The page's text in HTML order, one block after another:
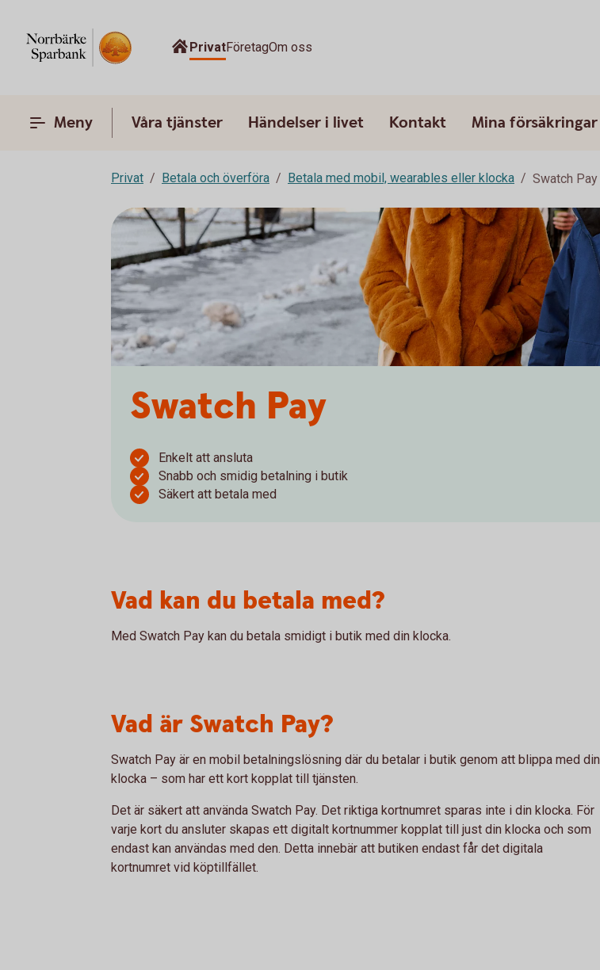
PrivatFöretagOm oss
Meny Våra tjänster Händelser i livet Kontakt Mina försäkringar
Privat Betala och överföra Betala med mobil, wearables eller klocka Swatch Pay
Swatch Pay
Enkelt att ansluta
Snabb och smidig betalning i butik
Säkert att betala med
Vad kan du betala med?
Med Swatch Pay kan du betala smidigt i butik med din klocka.
Vad är Swatch Pay?
Swatch Pay är en mobil betalningslösning där du betalar i butik genom att blippa med din
klocka – som har ett kort kopplat till tjänsten.
Det är säkert att använda Swatch Pay. Det riktiga kortnumret sparas inte i din klocka. För
varje kort du ansluter skapas ett digitalt kortnummer kopplat till just din klocka och som
endast kan användas med den. Detta innebär att butiken endast får det digitala
kortnumret vid köptillfället.